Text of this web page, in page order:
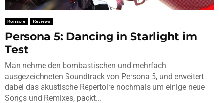
Konsole Reviews
Persona 5: Dancing in Starlight im
Test
Man nehme den bombastischen und mehrfach
ausgezeichneten Soundtrack von Persona 5, und erweitert
dabei das akustische Repertoire nochmals um einige neue
Songs und Remixes, packt...